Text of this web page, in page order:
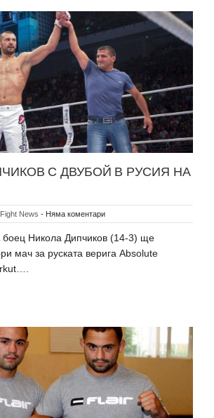
С ДВУБОЙ В РУСИЯ НА
Fight News - Няма коментари
Никола Дипчиков (14-3) ще
мач за руската верига Absolute